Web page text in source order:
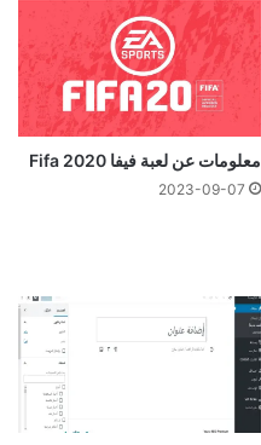
معلومات عن لعبة فيفا 2020 Fifa
2023-09-07